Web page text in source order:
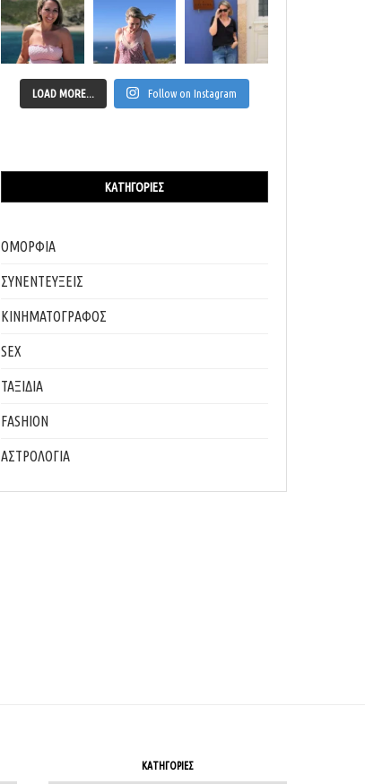
LOAD MORE... Follow on Instagram
ΚΑΤΗΓΟΡΊΕΣ
ΟΜΟΡΦΙΑ
ΣΥΝΕΝΤΕΥΞΕΙΣ
ΚΙΝΗΜΑΤΟΓΡΑΦΟΣ
SEX
ΤΑΞΙΔΙΑ
FASHION
ΑΣΤΡΟΛΟΓΙΑ
ΚΑΤΗΓΟΡΙΕΣ